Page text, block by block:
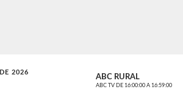
2026
ABC RURAL
ABC TV DE 16:00:00 A 16:59:00